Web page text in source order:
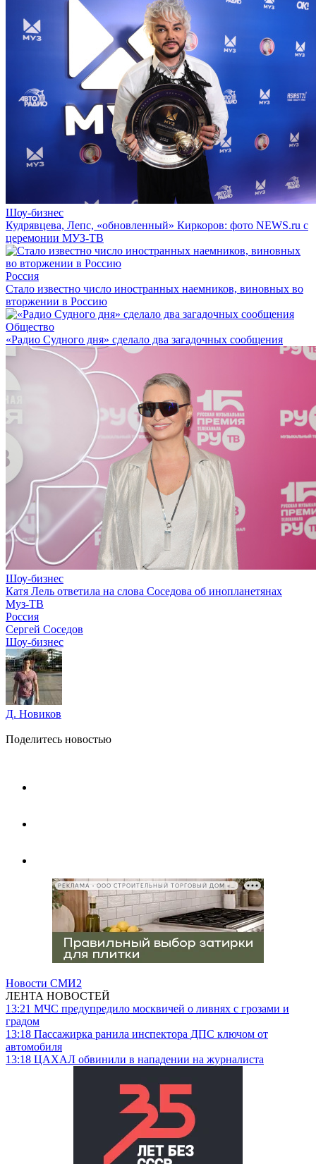
Шоу-бизнес
Кудрявцева, Лепс, «обновленный» Киркоров: фото NEWS.ru с
церемонии МУЗ-ТВ
Россия
Стало известно число иностранных наемников, виновных во
вторжении в Россию
Общество
«Радио Судного дня» сделало два загадочных сообщения
Шоу-бизнес
Катя Лель ответила на слова Соседова об инопланетянах
Муз-ТВ
Россия
Сергей Соседов
Шоу-бизнес
Д. Новиков
Поделитесь новостью
РЕКЛАМА • ООО СТРОИТЕЛЬНЫЙ ТОРГОВЫЙ ДОМ «ПЕТРОВИЧ», ИНН 7802348846
Новости СМИ2
ЛЕНТА НОВОСТЕЙ
13:21 МЧС предупредило москвичей о ливнях с грозами и
градом
13:18 Пассажирка ранила инспектора ДПС ключом от
автомобиля
13:18 ЦАХАЛ обвинили в нападении на журналиста